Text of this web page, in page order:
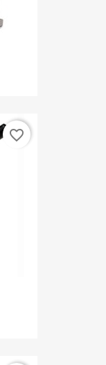
favorite_border